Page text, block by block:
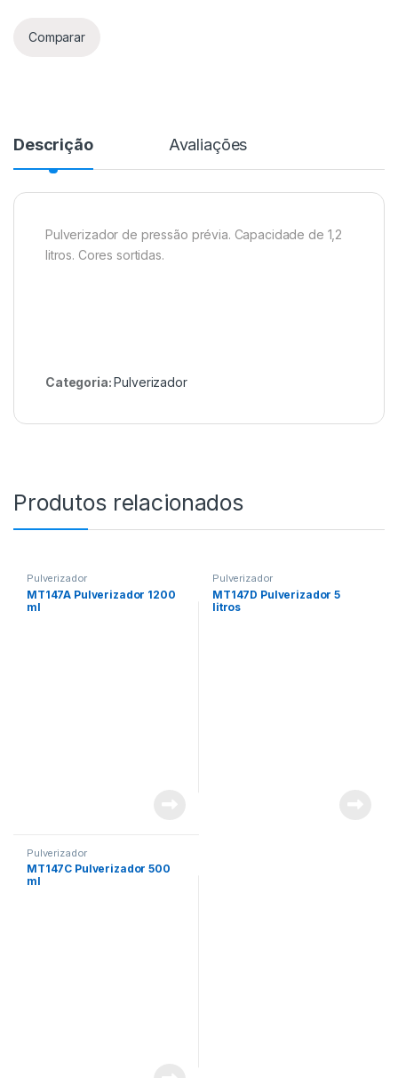
Comparar
Descrição Avaliações
Pulverizador de pressão prévia. Capacidade de 1,2
litros. Cores sortidas.
Categoria:Pulverizador
Produtos relacionados
Pulverizador
MT147A Pulverizador 1200
ml
Pulverizador
MT147D Pulverizador 5
litros
Pulverizador
MT147C Pulverizador 500
ml